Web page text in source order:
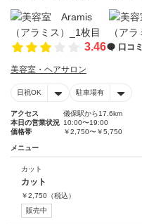
3.46 口コミ
美容室・ヘアサロン
日祝OK 駐車場有
アクセス
儀保駅から17.6km
本日の営業状況 10:00〜19:00
価格帯
￥2,750〜￥5,750
メニュー
カット
カット
￥2,750 （税込）
販売中